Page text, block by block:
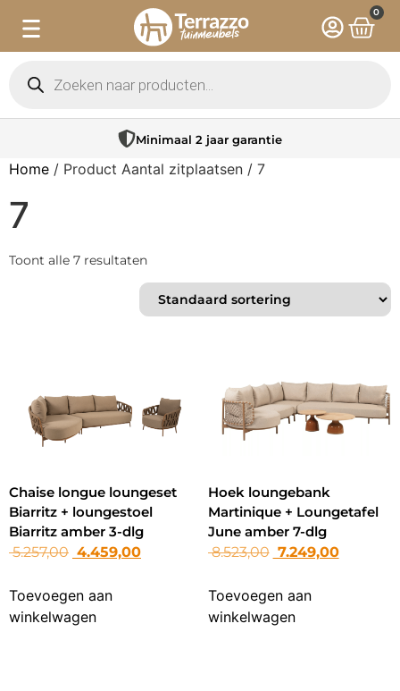
0
Minimaal 2 jaar garantie
Home / Product Aantal zitplaatsen / 7
7
Toont alle 7 resultaten
Chaise longue loungeset
Biarritz + loungestoel
Biarritz amber 3-dlg
5.257,00 4.459,00
Toevoegen aan
winkelwagen
Hoek loungebank
Martinique + Loungetafel
June amber 7-dlg
8.523,00 7.249,00
Toevoegen aan
winkelwagen